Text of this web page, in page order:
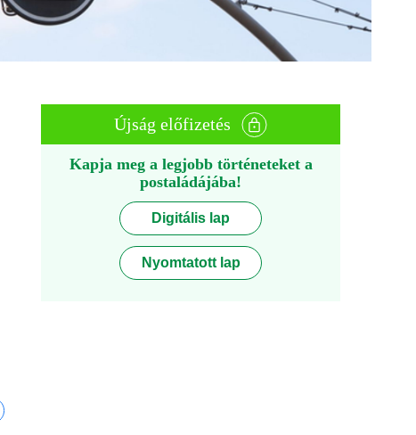
Újság előfizetés
Kapja meg a legjobb történeteket a
postaládájába!
Digitális lap
Nyomtatott lap